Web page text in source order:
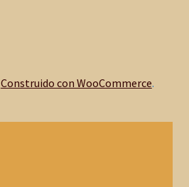
Construido con WooCommerce.